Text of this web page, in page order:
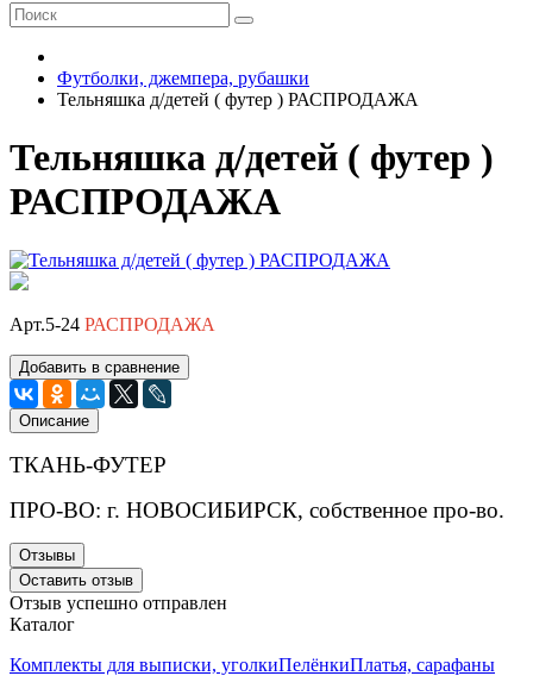
Футболки, джемпера, рубашки
Тельняшка д/детей ( футер ) РАСПРОДАЖА
Тельняшка д/детей ( футер )
РАСПРОДАЖА
Арт.5-24 РАСПРОДАЖА
Добавить в сравнение
Описание
ТКАНЬ-ФУТЕР
ПРО-ВО: г. НОВОСИБИРСК, собственное про-во.
Отзывы
Оставить отзыв
Отзыв успешно отправлен
Каталог
Комплекты для выписки, уголкиПелёнкиПлатья, сарафаны